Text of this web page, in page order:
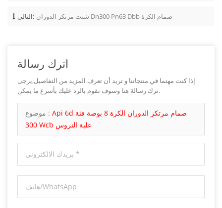
التالى: شنت مرتكز الدوران Dn300 Pn63 Dbb صمام الكرة
اترك رسالة
إذا كنت مهتما في منتجاتنا و تريد أن تعرف المزيد من التفاصيل,يرجى
ترك رسالة هنا وسوف نقوم بالرد عليك بأسرع ما يمكن.
موضوع : Api 6d صمام مرتكز الدوران الكرة 8 بوصة فئة
300 Wcb علبة التروس